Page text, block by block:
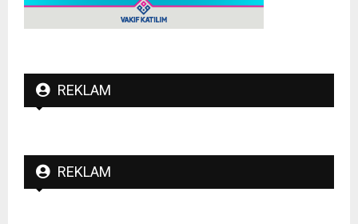
REKLAM
REKLAM